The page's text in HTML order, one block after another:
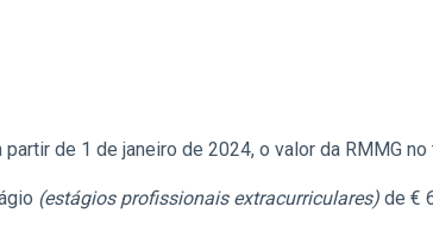
partir de 1 de janeiro de 2024, o valor da RMMG
(estágios profissionais extracurriculares) de €